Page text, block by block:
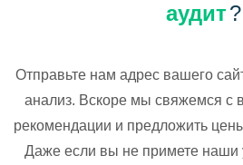
аудит?
Отправьте нам адрес вашего
анализ. Вскоре мы свяжемся с
рекомендации и предложить
Даже если вы не примете наши